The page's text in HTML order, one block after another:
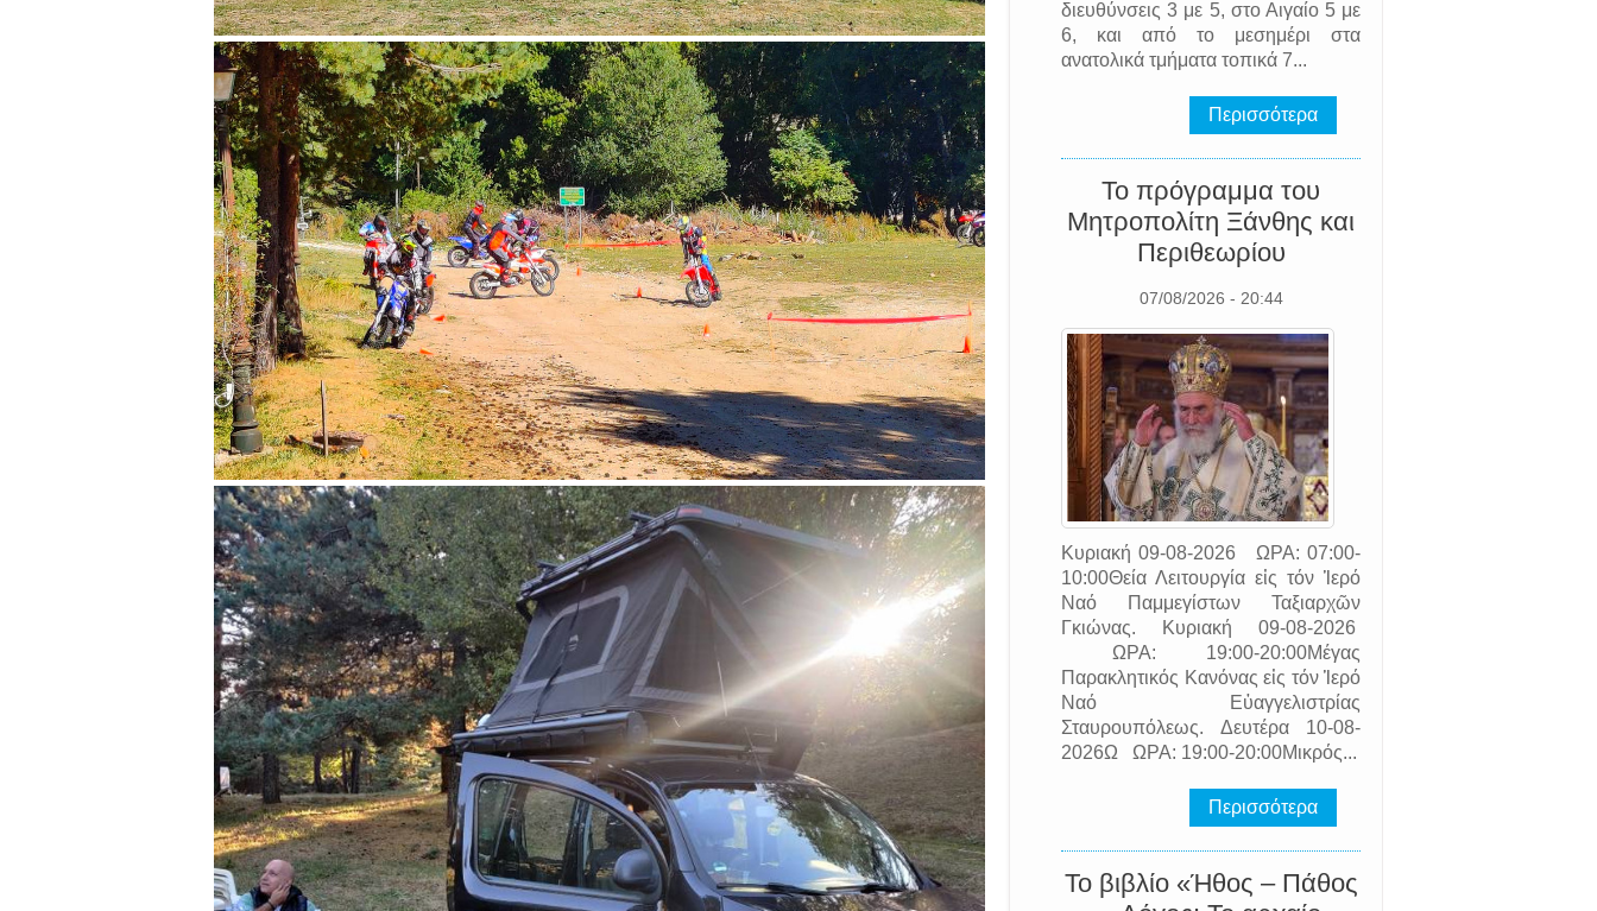
διευθύνσεις 3 με 5, στο Αιγαίο 5 με
6, και από το μεσημέρι στα
ανατολικά τμήματα τοπικά 7...
Περισσότερα
Το πρόγραμμα του
Μητροπολίτη Ξάνθης και
Περιθεωρίου
07/08/2026 - 20:44
Κυριακή 09-08-2026 ΩΡΑ: 07:00-
10:00Θεία Λειτουργία εἰς τόν Ἱερό
Ναό Παμμεγίστων Ταξιαρχῶν
Γκιώνας. Κυριακή 09-08-2026
ΩΡΑ: 19:00-20:00Μέγας
Παρακλητικός Κανόνας εἰς τόν Ἱερό
Ναό Εὐαγγελιστρίας
Σταυρουπόλεως. Δευτέρα 10-08-
2026Ω ΩΡΑ: 19:00-20:00Μικρός...
Περισσότερα
Το βιβλίο «Ήθος – Πάθος